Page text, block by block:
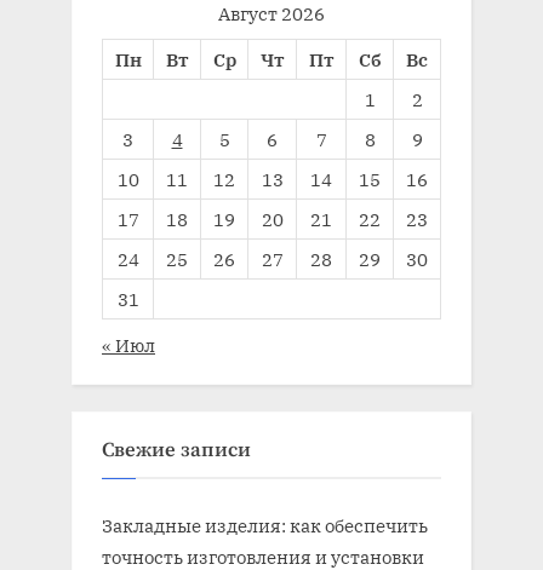
Август 2026
Пн
Вт Ср Чт Пт Сб
Вс
1
2
3
4 5 6 7 8
9
10
11 12 13 14 15
16
17
18 19 20 21 22
23
24
25 26 27 28 29
30
31
« Июл
Свежие записи
Закладные изделия: как обеспечить
точность изготовления и установки